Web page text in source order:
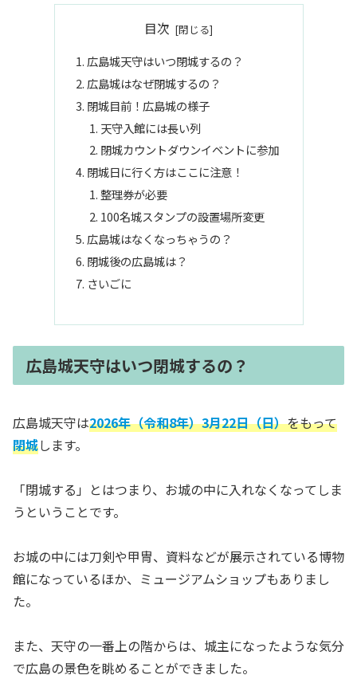
目次
広島城天守はいつ閉城するの？
広島城はなぜ閉城するの？
閉城目前！広島城の様子
天守入館には長い列
閉城カウントダウンイベントに参加
閉城日に行く方はここに注意！
整理券が必要
100名城スタンプの設置場所変更
広島城はなくなっちゃうの？
閉城後の広島城は？
さいごに
広島城天守はいつ閉城するの？
広島城天守は2026年（令和8年）3月22日（日）をもって
閉城します。
「閉城する」とはつまり、お城の中に入れなくなってしま
うということです。
お城の中には刀剣や甲冑、資料などが展示されている博物
館になっているほか、ミュージアムショップもありまし
た。
また、天守の一番上の階からは、城主になったような気分
で広島の景色を眺めることができました。